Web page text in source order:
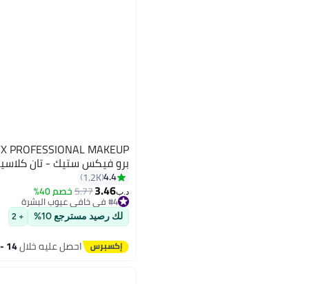
10
برو فيكس ستيك - تان
4.4
1.2K
د.ب‏3.46
5.77خصم 40% #4 في خافي عيوب البشرة
تم بيع +40 مؤخرًا
#4 في خافي عيوب البشرة
لك رصيد مسترجع 10% + 2
احصل عليه خلال14 - 15 اغسطس